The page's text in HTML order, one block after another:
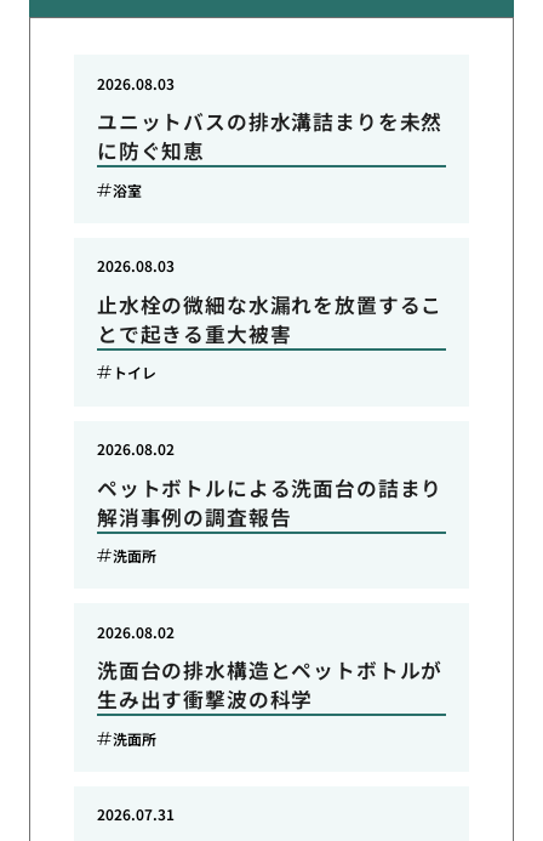
ユニットバスの排水溝詰まりを未然
に防ぐ知恵
2026.08.03
浴室
止水栓の微細な水漏れを放置するこ
とで起きる重大被害
2026.08.03
トイレ
ペットボトルによる洗面台の詰まり
解消事例の調査報告
2026.08.02
洗面所
洗面台の排水構造とペットボトルが
生み出す衝撃波の科学
2026.08.02
洗面所
2026.07.31